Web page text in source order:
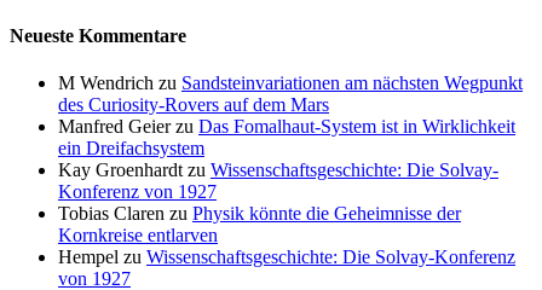
Neueste Kommentare
M Wendrich zu Sandsteinvariationen am nächsten Wegpunkt
des Curiosity-Rovers auf dem Mars
Manfred Geierzu Das Fomalhaut-System ist in Wirklichkeit
ein Dreifachsystem
Kay Groenhardt zu Wissenschaftsgeschichte: Die Solvay-
Konferenz von 1927
Tobias Claren zu Physik könnte die Geheimnisse der
Kornkreise entlarven
Hempel zu Wissenschaftsgeschichte: Die Solvay-Konferenz
von 1927